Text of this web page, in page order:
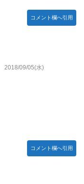
コメント欄へ引用
2018/09/05(水)
コメント欄へ引用